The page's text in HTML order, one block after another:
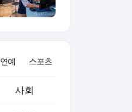
연예 스포츠
사회